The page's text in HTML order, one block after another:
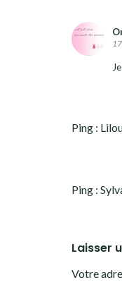
Ping :
Ping :
Laisser
Votre